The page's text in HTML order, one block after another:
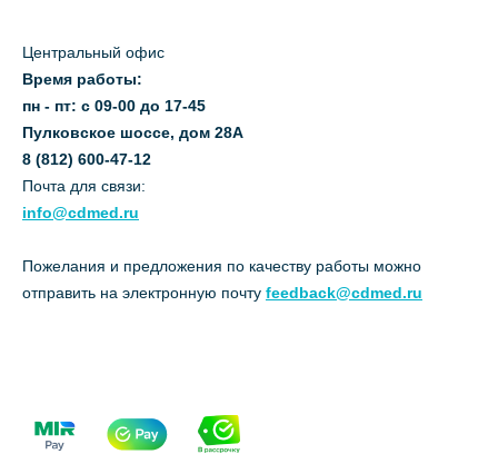
Центральный офис
Время работы:
пн - пт: с 09-00 до 17-45
Пулковское шоссе, дом 28А
8 (812) 600-47-12
Почта для связи:
info@cdmed.ru
Пожелания и предложения по качеству работы можно
отправить на электронную почту feedback@cdmed.ru